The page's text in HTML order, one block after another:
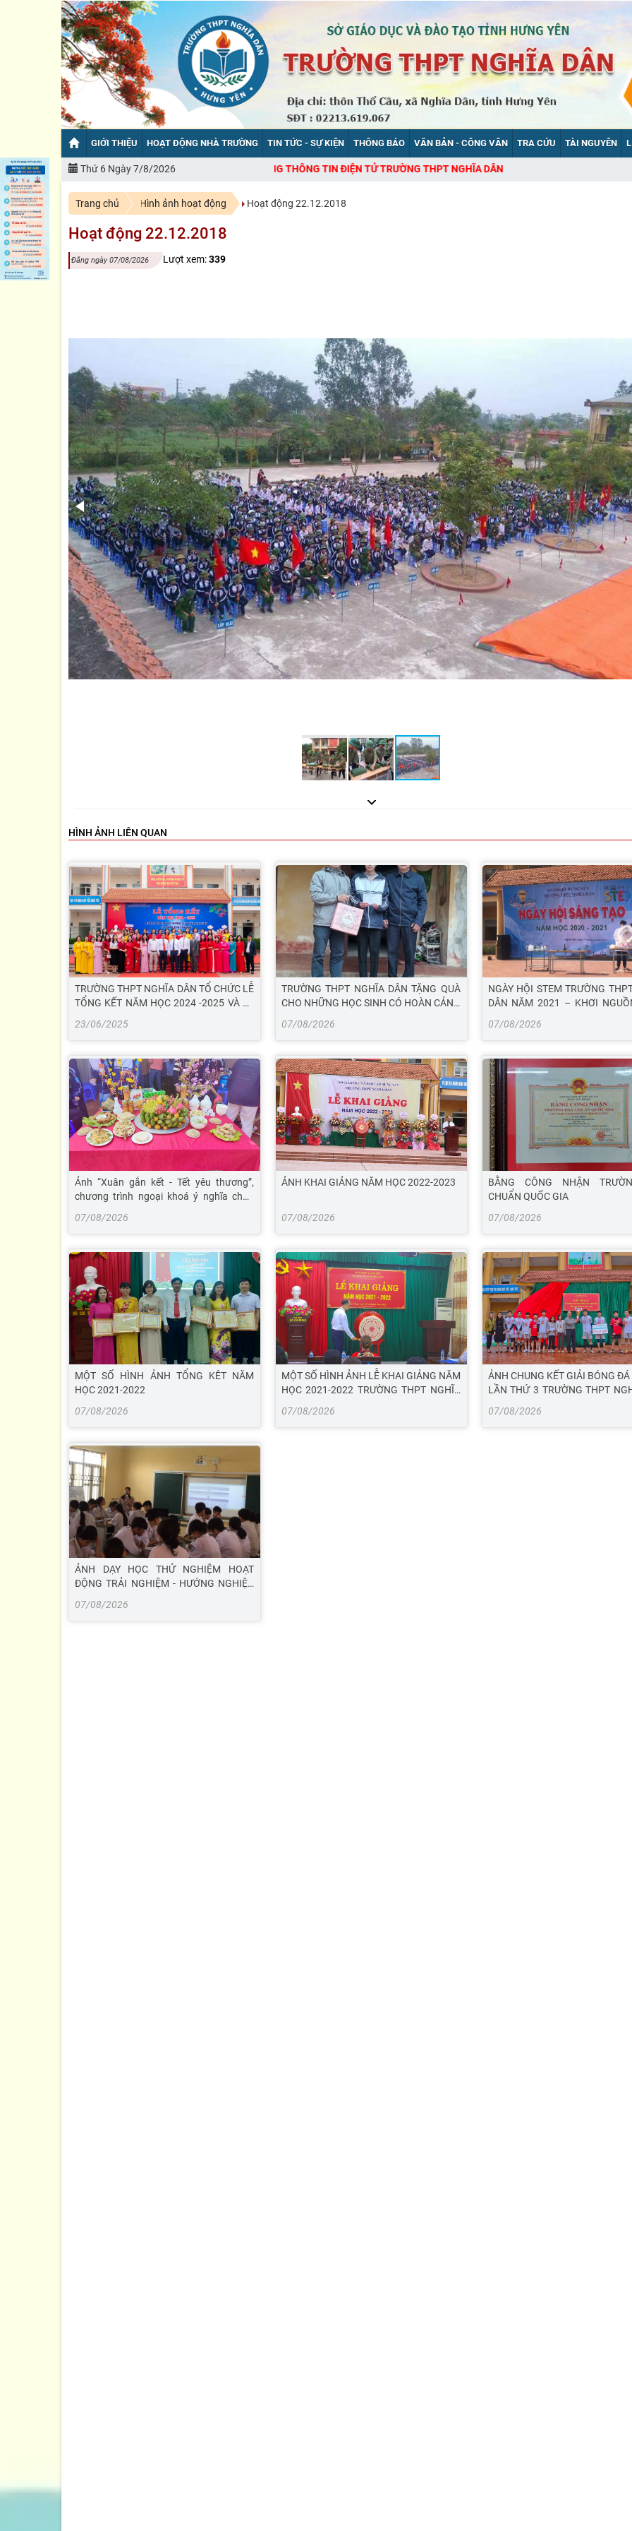
GIỚI THIỆU HOẠT ĐỘNG NHÀ TRƯỜNG TIN TỨC - SỰ KIỆN THÔNG BÁO VĂN BẢN - CÔNG VĂN TRA CỨU TÀI NGUYÊN
Thứ 6 Ngày 7/8/2026
CHÀO MỪNG BẠN ĐẾN VỚI CỔNG THÔNG TIN ĐIỆN TỬ TRƯỜNG THPT NGHĨA DÂN
Trang chủ Hình ảnh hoạt động Hoạt động 22.12.2018
Hoạt động 22.12.2018
Đăng ngày 07/08/2026 Lượt xem:339
HÌNH ẢNH LIÊN QUAN
TRƯỜNG THPT NGHĨA DÂN TỔ CHỨC LỄ
TỔNG KẾT NĂM HỌC 2024 -2025 VÀ LỄ
SINH KHỐI 12
23/06/2025
TRƯỜNG THPT NGHĨA DÂN TẶNG QUÀ
CHO NHỮNG HỌC SINH CÓ HOÀN CẢNH
QUÝ MÃO 2023
07/08/2026
NGÀY HỘI STEM TRƯỜNG
DÂN NĂM 2021 – KHƠI
07/08/2026
Ảnh “Xuân gắn kết - Tết yêu thương”,
chương trình ngoại khoá ý nghĩa chào
Dân
07/08/2026
ẢNH KHAI GIẢNG NĂM HỌC 2022-2023
07/08/2026
BẰNG CÔNG NHẬN
CHUẨN QUỐC GIA
07/08/2026
MỘT SỐ HÌNH ẢNH TỔNG KÊT NĂM
HỌC 2021-2022
07/08/2026
MỘT SỐ HÌNH ẢNH LỄ KHAI GIẢNG NĂM
HỌC 2021-2022 TRƯỜNG THPT NGHĨA
07/08/2026
ẢNH CHUNG KẾT GIẢI BÓNG ĐÁ
LẦN THỨ 3 TRƯỜNG THPT
07/08/2026
ẢNH DẠY HỌC THỬ NGHIỆM HOẠT
ĐỘNG TRẢI NGHIỆM - HƯỚNG NGHIỆP
07/08/2026